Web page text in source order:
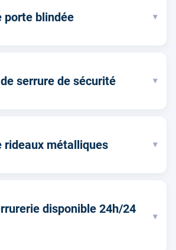
porte blindée ▾
serrure de sécurité ▾
rideaux métalliques ▾
disponible 24h/24
▾